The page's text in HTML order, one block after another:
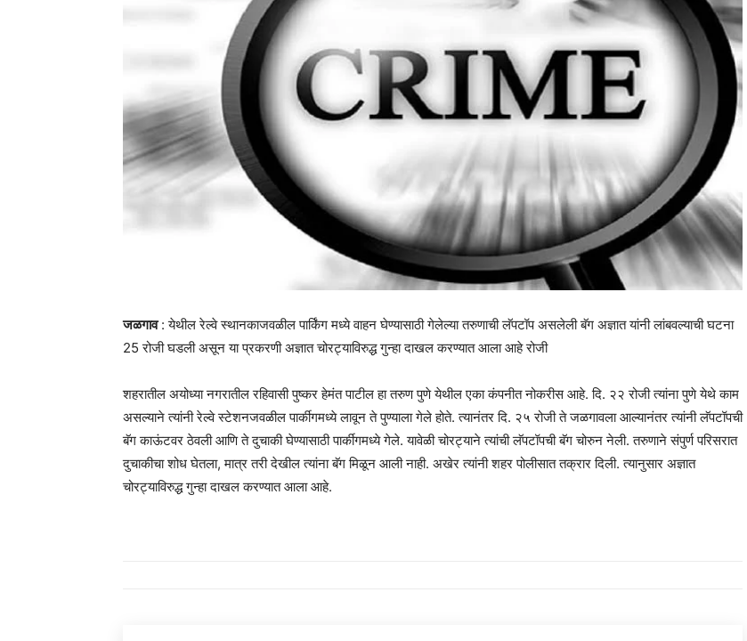
जळगाव: येथील रेल्वे स्थानकाजवळील पार्किंग मध्ये वाहन घेण्यासाठी गेलेल्या तरुणाची लॅपटॉप असलेली बॅग अज्ञात यांनी लांबवल्याची घटना
25 रोजी घडली असून या प्रकरणी अज्ञात चोरट्याविरुद्ध गुन्हा दाखल करण्यात आला आहे रोजी
शहरातील अयोध्या नगरातील रहिवासी पुष्कर हेमंत पाटील हा तरुण पुणे येथील एका कंपनीत नोकरीस आहे. दि. २२ रोजी त्यांना पुणे येथे काम
असल्याने त्यांनी रेल्वे स्टेशनजवळील पार्कीगमध्ये लावून ते पुण्याला गेले होते. त्यानंतर दि. २५ रोजी ते जळगावला आल्यानंतर त्यांनी लॅपटॉपची
बॅग काऊंटवर ठेवली आणि ते दुचाकी घेण्यासाठी पार्कीगमध्ये गेले. यावेळी चोरट्याने त्यांची लॅपटॉपची बॅग चोरुन नेली. तरुणाने संपुर्ण परिसरात
दुचाकीचा शोध घेतला, मात्र तरी देखील त्यांना बॅग मिळून आली नाही. अखेर त्यांनी शहर पोलीसात तक्रार दिली. त्यानुसार अज्ञात
चोरट्याविरुद्ध गुन्हा दाखल करण्यात आला आहे.